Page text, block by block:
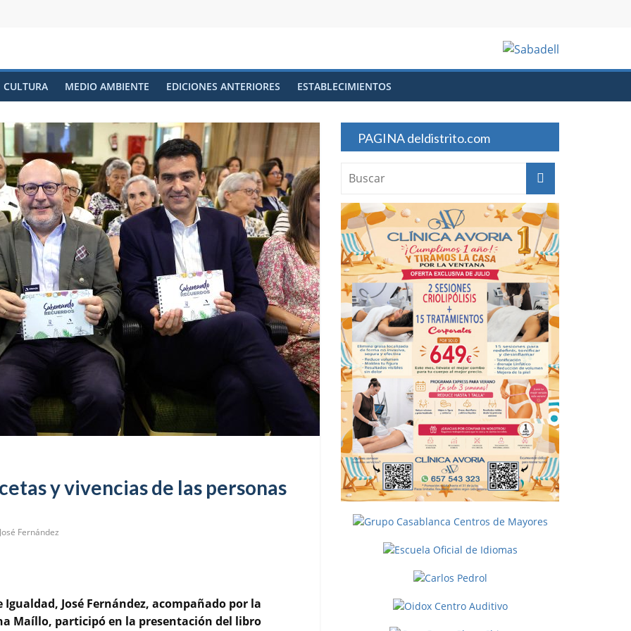
CULTURA MEDIO AMBIENTE EDICIONES ANTERIORES ESTABLECIMIENTOS
y vivencias de las personas
José Fernández
José Fernández, acompañado por la
Maíllo, participó en la presentación del libro
PAGINA deldistrito.com